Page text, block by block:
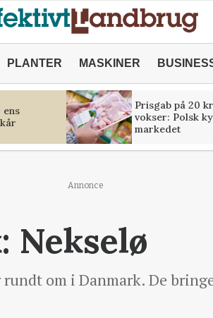
PLANTER MASKINER
Prisgab på 20
vokser: Polsk
markedet
Annonce
Nekselø
om i Danmark. De